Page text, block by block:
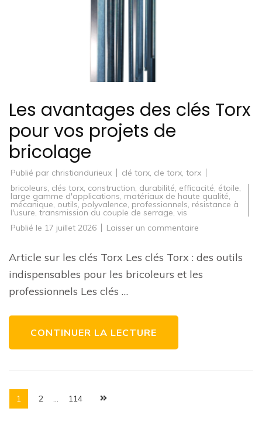
Les avantages des clés Torx
pour vos projets de
bricolage
Publié par christiandurieux clé torx cle torx torx
bricoleurs clés torx construction durabilité efficacité étoile
large gamme d'applications matériaux de haute qualité
mécanique outils, polyvalence professionnels résistance à
l'usure transmission du couple de serrage vis
Publié le 17 juillet 2026 Laisser un commentaire
des
clés
pour
Article sur les clés Torx Les clés Torx : des outils
indispensables pour les bricoleurs et les
professionnels Les clés …
CONTINUER LA LECTURE
Pagination
des
Page
1 Page
2 Page
114